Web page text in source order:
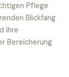
Pflege
Blickfang
ihre
Bereicherung